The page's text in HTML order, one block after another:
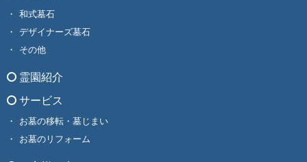
和式墓石
デザイナーズ墓石
その他
霊園紹介
サービス
お墓の移転・墓じまい
お墓のリフォーム